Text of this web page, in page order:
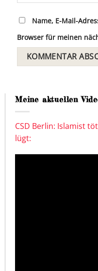
Name, E-Mail-
Browser für meinen
Meine aktuellen
CSD Berlin: Islamist
lügt: